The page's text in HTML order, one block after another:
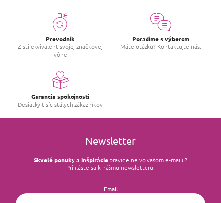
Prevodník
Zisti ekvivalent svojej značkovej
vône
Poradíme s výberom
Máte otázku? Kontaktujte nás.
Garancia spokojnosti
Desiatky tisíc stálych zákazníkov
Newsletter
Skvelé ponuky a inšpirácie pravidelne vo vašom e‑mailu?
Prihláste sa k nášmu newsletteru.
Email